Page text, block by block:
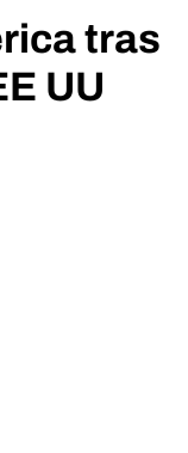
tras
UU